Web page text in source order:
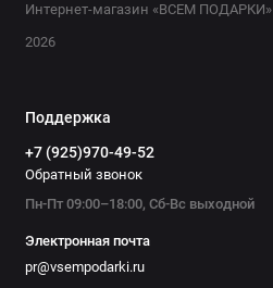
Интернет-магазин «ВСЕМ ПОДАРКИ»
2026
Поддержка
+7 (925)970-49-52
Обратный звонок
Пн-Пт 09:00–18:00, Сб-Вс выходной
Электронная почта
pr@vsempodarki.ru